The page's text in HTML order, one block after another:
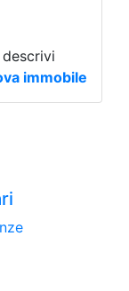
descrivi
immobile